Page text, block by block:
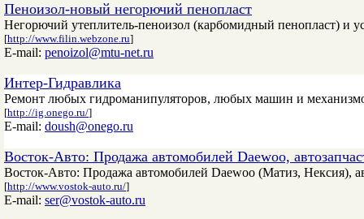
Пеноизол-новый негорючий пенопласт
Негорючий утеплитель-пеноизол (карбомидный пенопласт) и
[http://www.filin.webzone.ru]
E-mail: penoizol@mtu-net.ru
Интер-Гидравлика
Ремонт любых гидроманипуляторов, любых машин и
[http://ig.onego.ru/]
E-mail: doush@onego.ru
Восток-Авто: Продажа автомобилей Daewoo,
Восток-Авто: Продажа автомобилей Daewoo (Матиз, Нексия),
[http://www.vostok-auto.ru/]
E-mail: ser@vostok-auto.ru